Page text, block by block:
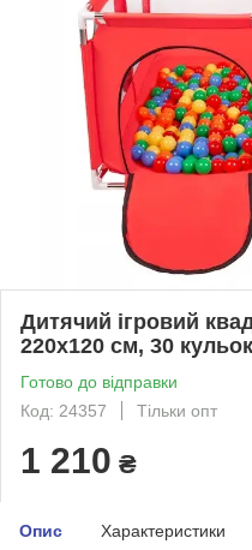
Дитячий ігровий
220х120 см, 30 кульок
Готово до відправки
Код: 24357
Тільки опт
1 210 ₴
Опис Характеристики